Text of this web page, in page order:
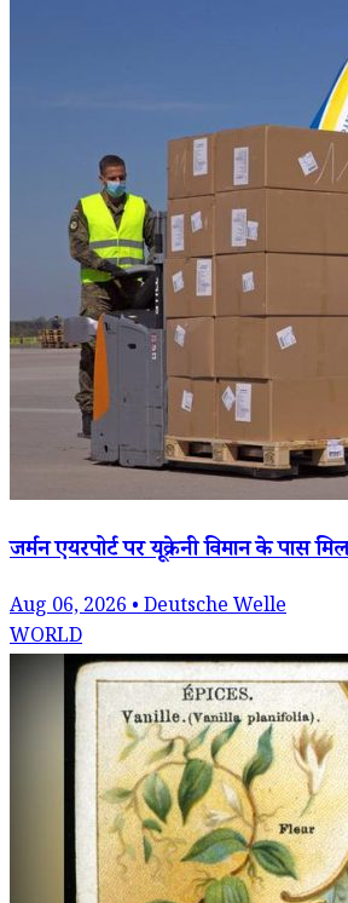
जर्मन एयरपोर्ट पर यूक्रेनी विमान के पास
Aug 06, 2026 • Deutsche Welle
WORLD